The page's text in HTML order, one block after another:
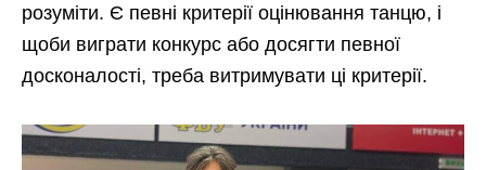
розуміти. Є певні критерії оцінювання танцю, і
щоби виграти конкурс або досягти певної
досконалості, треба витримувати ці критерії.